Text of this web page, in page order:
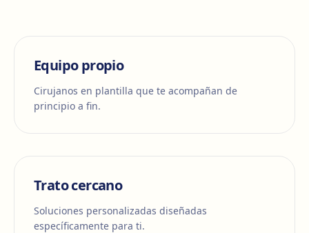
Equipo propio
Cirujanos en plantilla que te acompañan de
principio a fin.
Trato cercano
Soluciones personalizadas diseñadas
específicamente para ti.